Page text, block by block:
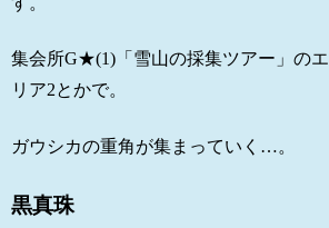
集会所G★(1)「雪山の採集ツアー」のエ
リア2とかで。
ガウシカの重角が集まっていく…。
黒真珠